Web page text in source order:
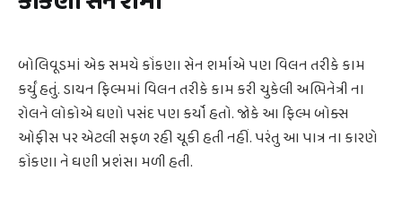
બોલિવૂડમાં એક સમયે કોંકણા સેન શર્માએ પણ વિલન તરીકે કામ
કર્યું હતું. ડાયન ફિલ્મમાં વિલન તરીકે કામ કરી ચુકેલી અભિનેત્રી ના
રોલને લોકોએ ઘણો પસંદ પણ કર્યો હતો. જોકે આ ફિલ્મ બોક્સ
ઓફીસ પર એટલી સફળ રહી ચૂકી હતી નહીં. પરંતુ આ પાત્ર ના કારણે
કોંકણા ને ઘણી પ્રશંસા મળી હતી.